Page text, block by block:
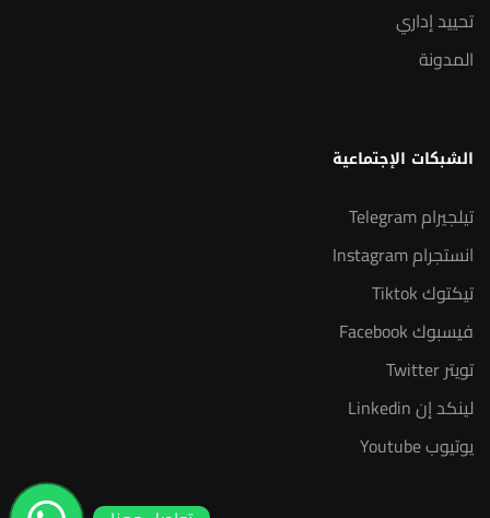
تحييد إداري
المدونة
الشبكات الإجتماعية
تيلجيرام Telegram
انستجرام Instagram
تيكتوك Tiktok
فيسبوك Facebook
تويتر Twitter
لينكد إن Linkedin
يوتيوب Youtube